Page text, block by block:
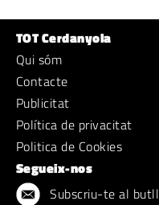
TOT Cerdanyola
Qui sóm
Contacte
Publicitat
Política de privacitat
Politica de Cookies
Segueix-nos
Subscriu-te al